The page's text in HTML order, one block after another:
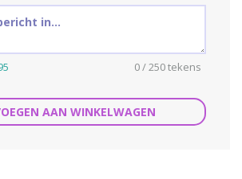
0 / 250 tekens
AAN WINKELWAGEN